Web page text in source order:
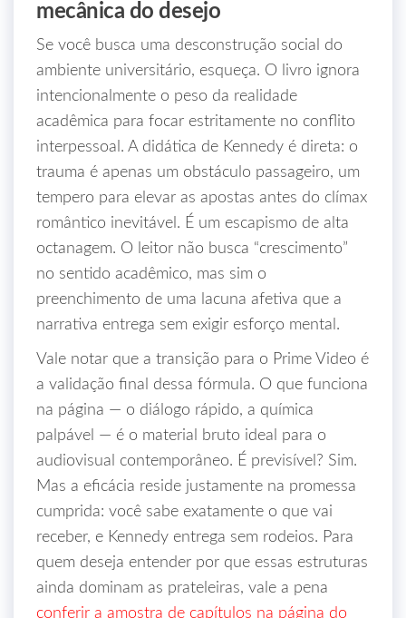
mecânica do desejo
Se você busca uma desconstrução social do
ambiente universitário, esqueça. O livro ignora
intencionalmente o peso da realidade
acadêmica para focar estritamente no conflito
interpessoal. A didática de Kennedy é direta: o
trauma é apenas um obstáculo passageiro, um
tempero para elevar as apostas antes do clímax
romântico inevitável. É um escapismo de alta
octanagem. O leitor não busca “crescimento”
no sentido acadêmico, mas sim o
preenchimento de uma lacuna afetiva que a
narrativa entrega sem exigir esforço mental.
Vale notar que a transição para o Prime Video é
a validação final dessa fórmula. O que funciona
na página — o diálogo rápido, a química
palpável — é o material bruto ideal para o
audiovisual contemporâneo. É previsível? Sim.
Mas a eficácia reside justamente na promessa
cumprida: você sabe exatamente o que vai
receber, e Kennedy entrega sem rodeios. Para
quem deseja entender por que essas estruturas
ainda dominam as prateleiras, vale a pena
conferir a amostra de capítulos na página do